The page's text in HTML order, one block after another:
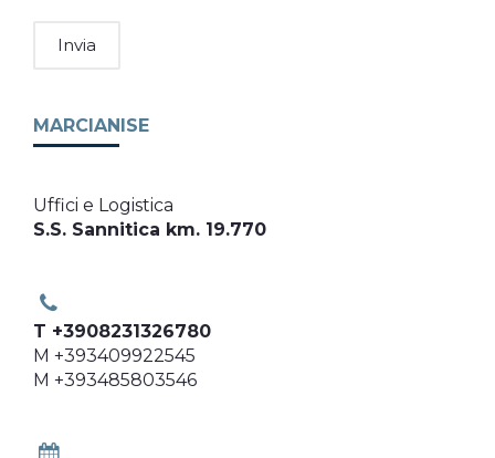
MARCIANISE
Uffici e Logistica
S.S. Sannitica km. 19.770
T +3908231326780
M +393409922545
M +393485803546